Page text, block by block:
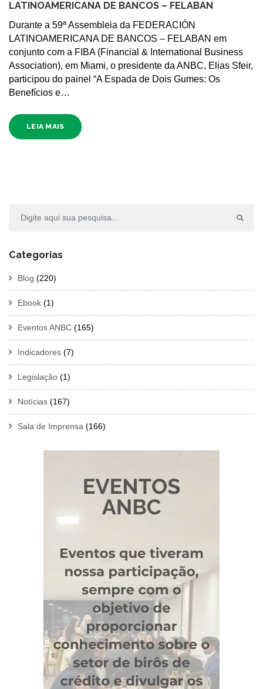
LATINOAMERICANA DE BANCOS – FELABAN
Durante a 59ª Assembleia da FEDERACIÓN
LATINOAMERICANA DE BANCOS – FELABAN em
conjunto com a FIBA (Financial & International Business
Association), em Miami, o presidente da ANBC, Elias Sfeir,
participou do painel “A Espada de Dois Gumes: Os
Benefícios e…
LEIA MAIS
Categorias
Blog (220)
Ebook (1)
Eventos ANBC (165)
Indicadores (7)
Legislação (1)
Notícias (167)
Sala de Imprensa (166)